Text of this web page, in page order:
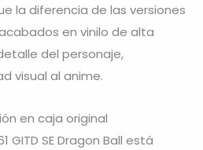
la diferencia de las versiones
en vinilo de alta
del personaje,
visual al anime.
en caja original
GITD SE Dragon Ball está